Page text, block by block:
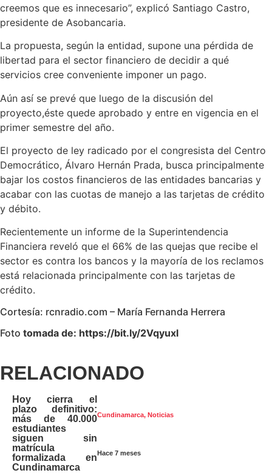
creemos que es innecesario”, explicó Santiago Castro,
presidente de Asobancaria.
La propuesta, según la entidad, supone una pérdida de
libertad para el sector financiero de decidir a qué
servicios cree conveniente imponer un pago.
Aún así se prevé que luego de la discusión del
proyecto,éste quede aprobado y entre en vigencia en el
primer semestre del año.
El proyecto de ley radicado por el congresista del Centro
Democrático, Álvaro Hernán Prada, busca principalmente
bajar los costos financieros de las entidades bancarias y
acabar con las cuotas de manejo a las tarjetas de crédito
y débito.
Recientemente un informe de la Superintendencia
Financiera reveló que el 66% de las quejas que recibe el
sector es contra los bancos y la mayoría de los reclamos
está relacionada principalmente con las tarjetas de
crédito.
Cortesía: rcnradio.com – María Fernanda Herrera
Foto tomada de: https://bit.ly/2Vqyuxl
RELACIONADO
Cundinamarca, Noticias
Hace 7 meses
Hoy cierra el
plazo definitivo:
más de 40.000
estudiantes
siguen sin
matrícula
formalizada en
Cundinamarca